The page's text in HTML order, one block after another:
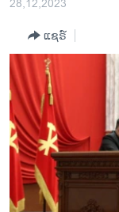
ອິດສະຫຼະພາບດ້ານກາ
ຊີວິດຊາວລາວ
ຊຸມຊົນຊາວລາວ
ວິທະຍາສາດ-ເທັກໂນ
ທຸລະກິດ
ພາສາອັງກິດ
ແຊຣ໌